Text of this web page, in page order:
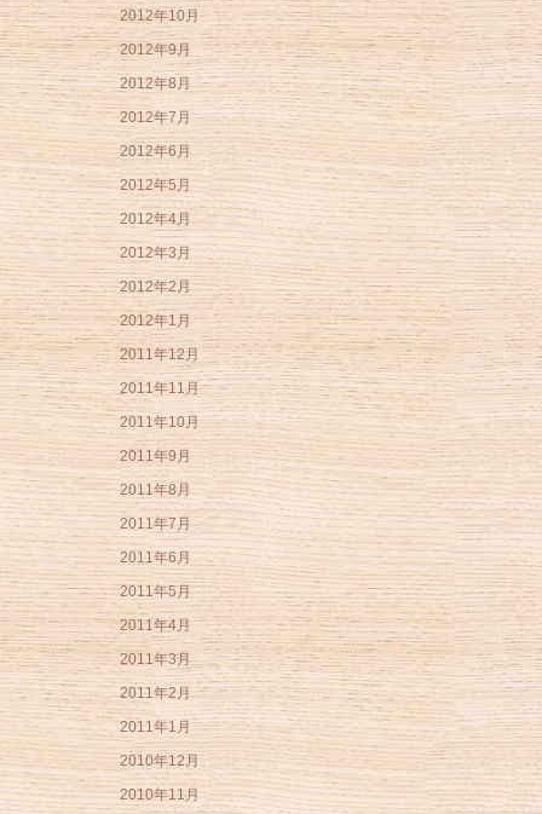
2012年10月
2012年9月
2012年8月
2012年7月
2012年6月
2012年5月
2012年4月
2012年3月
2012年2月
2012年1月
2011年12月
2011年11月
2011年10月
2011年9月
2011年8月
2011年7月
2011年6月
2011年5月
2011年4月
2011年3月
2011年2月
2011年1月
2010年12月
2010年11月